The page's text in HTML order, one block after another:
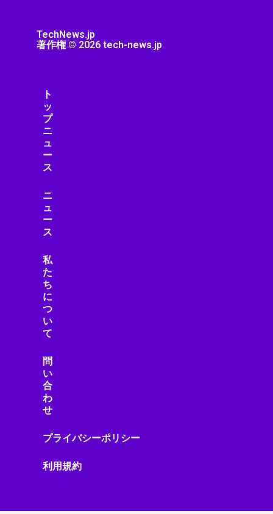
TechNews.jp
著作権 © 2026 tech-news.jp
ト
ッ
プ
ニ
ュ
ー
ス
ニ
ュ
ー
ス
私
た
ち
に
つ
い
て
問
い
合
わ
せ
プライバシーポリシー
利用規約